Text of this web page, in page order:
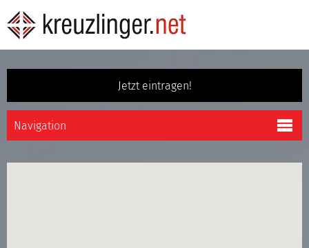
Jetzt eintragen!